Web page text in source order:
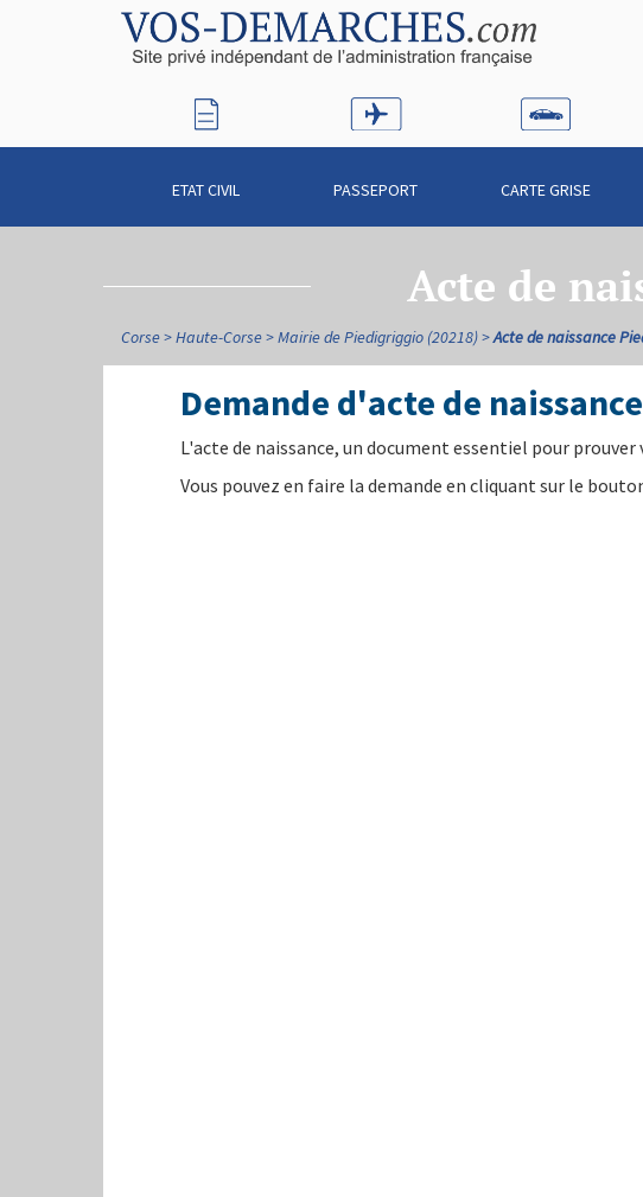
ETAT CIVIL PASSEPORT CARTE GRISE
Acte de
Corse Haute-Corse Mairie de Piedigriggio (20218) Acte de naissance
Demande d'acte de
L'acte de naissance, un document essentiel pour
Vous pouvez en faire la demande en cliquant sur le